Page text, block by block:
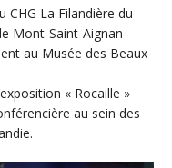
CHG La Filandière du
Mont-Saint-Aignan
au Musée des Beaux
« Rocaille »
au sein des